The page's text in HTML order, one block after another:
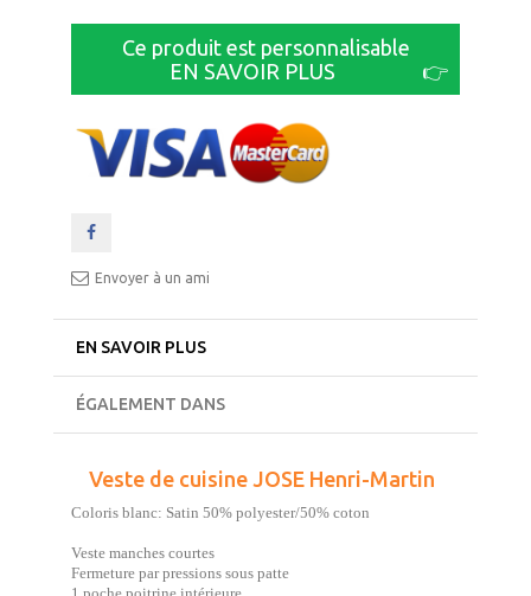
Ce produit est personnalisable
EN SAVOIR PLUS
👉
Envoyer à un ami
EN SAVOIR PLUS
ÉGALEMENT DANS
Veste de cuisine JOSE Henri-Martin
Coloris blanc: Satin 50% polyester/50% coton
Veste manches courtes
Fermeture par pressions sous patte